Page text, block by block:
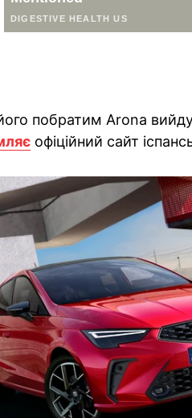
побратим Arona
офіційний сайт